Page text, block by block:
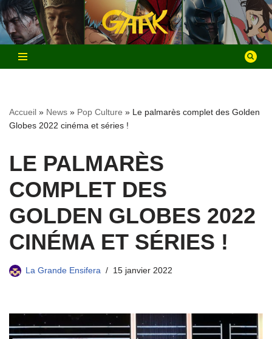
Aller
au
contenu
Accueil » News » Pop Culture » Le palmarès complet des Golden
Globes 2022 cinéma et séries !
LE PALMARÈS
COMPLET DES
GOLDEN GLOBES 2022
CINÉMA ET SÉRIES !
La Grande Ensifera 15 janvier 2022